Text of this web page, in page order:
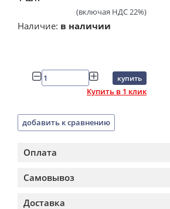
(включая НДС 22%)
Наличие: в наличии
купить
Купить в 1 клик
добавить к сравнению
Оплата
Самовывоз
Доставка